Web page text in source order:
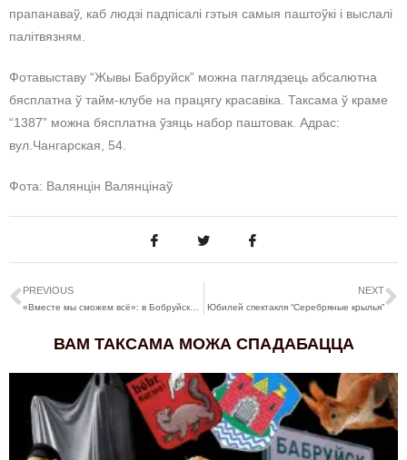
прапанаваў, каб людзі падпісалі гэтыя самыя паштоўкі і выслалі
палітвязням.
Фотавыставу “Жывы Бабруйск” можна паглядзець абсалютна
бясплатна ў тайм-клубе на працягу красавіка. Таксама ў краме
“1387” можна бясплатна ўзяць набор паштовак. Адрас:
вул.Чангарская, 54.
Фота: Валянцін Валянцінаў
PREVIOUS NEXT
Юбилей спектакля “Серебряные крылья”
ВАМ ТАКСАМА МОЖА СПАДАБАЦЦА